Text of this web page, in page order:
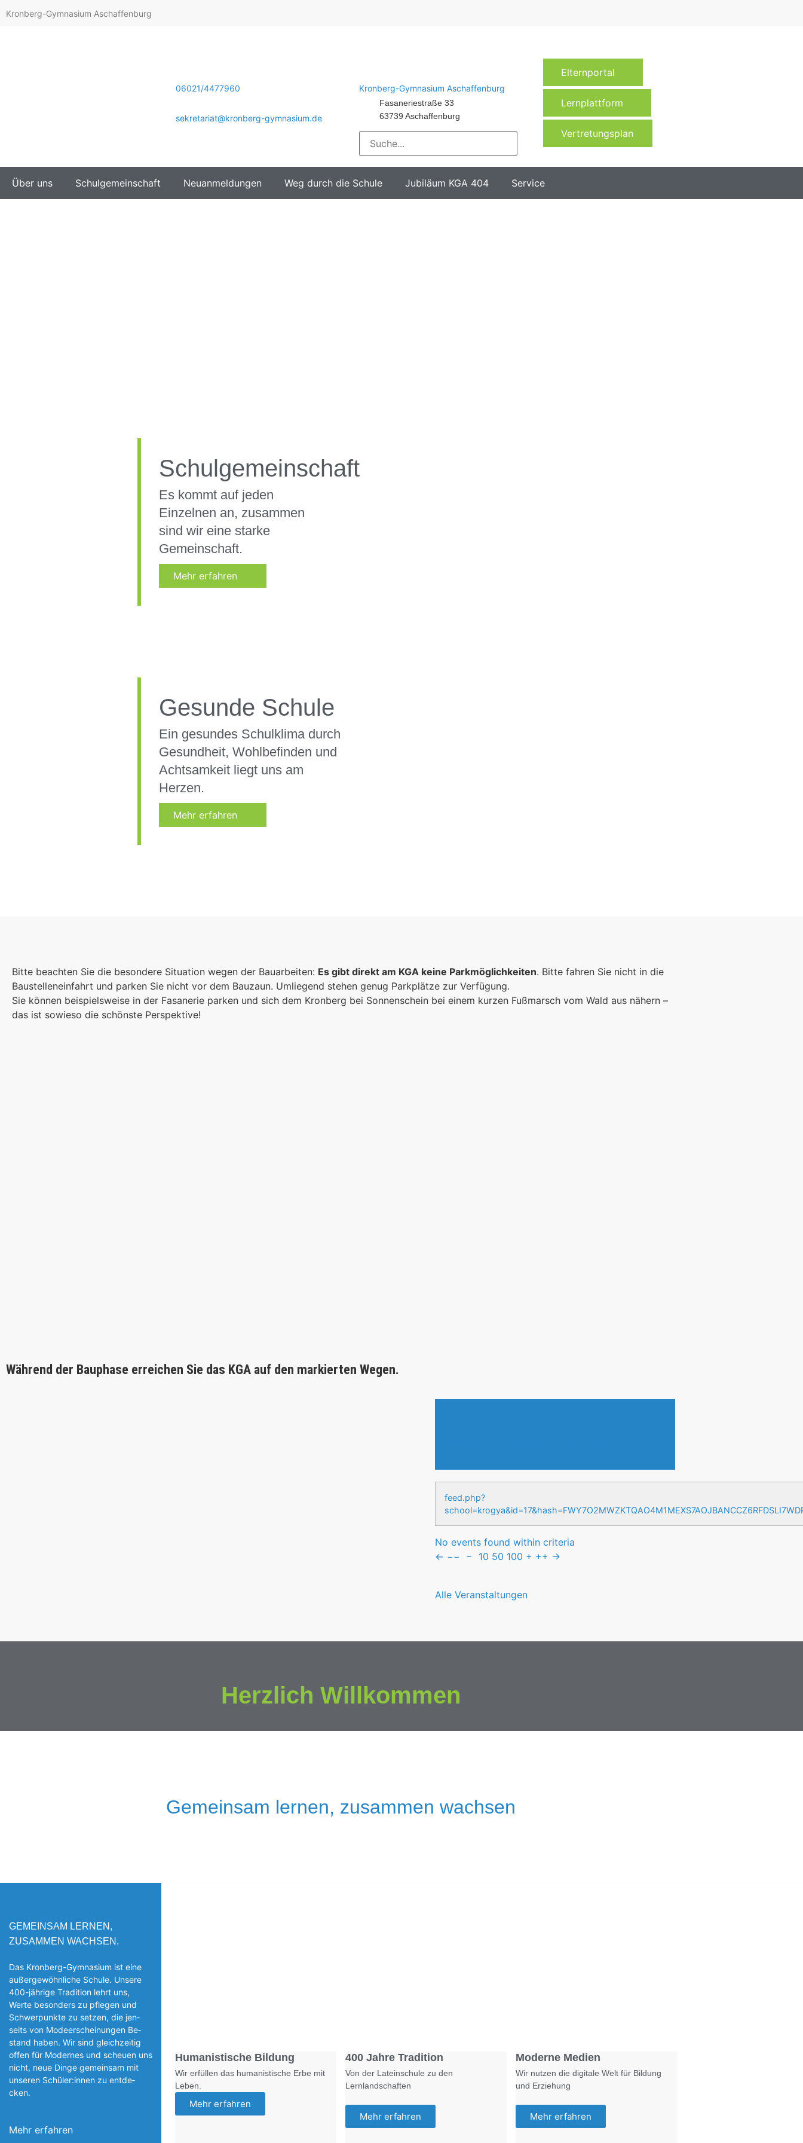
Kronberg-Gymnasium Aschaffenburg
06021/4477960
sekretariat@kronberg-gymnasium.de
Kronberg-Gymnasium Aschaffenburg
Fasaneriestraße 33
63739 Aschaffenburg
Elternportal
Lernplattform
Vertretungsplan
Über uns Schulgemeinschaft Neuanmeldungen Weg durch die Schule Jubiläum KGA 404 Service
Schulgemeinschaft
Es kommt auf jeden
Einzelnen an, zusammen
sind wir eine starke
Gemeinschaft.
Mehr erfahren
Gesunde Schule
Ein gesundes Schulklima durch
Gesundheit, Wohlbefinden und
Achtsamkeit liegt uns am
Herzen.
Mehr erfahren
Wir haben Raum für offene
Unterrichtsformen. Das schafft
Abwechslung im Schulalltag.
Bitte beachten Sie die besondere Situation wegen der Bauarbeiten: Es gibt direkt am KGA keine Parkmöglichkeiten. Bitte fahren Sie nicht in die
Baustelleneinfahrt und parken Sie nicht vor dem Bauzaun. Umliegend stehen genug Parkplätze zur Verfügung.
Sie können beispielsweise in der Fasanerie parken und sich dem Kronberg bei Sonnenschein bei einem kurzen Fußmarsch vom Wald aus nähern –
das ist sowieso die schönste Perspektive!
Während der Bauphase erreichen Sie das KGA auf den markierten Wegen.
feed.php?
No events found within criteria
← −− − 10 50 100 + ++ →
Alle Veranstaltungen
Herzlich Willkommen
Gemeinsam lernen, zusammen wachsen
GEMEINSAM LERNEN,
ZUSAMMEN WACHSEN.
Das Kronberg-Gymnasium ist eine
außergewöhnliche Schule. Unsere
400-jährige Tradition lehrt uns,
Werte besonders zu pflegen und
Schwerpunkte zu setzen, die jen­
seits von Modeerscheinungen Be­
stand haben. Wir sind gleichzeitig
offen für Modernes und scheuen uns
nicht, neue Dinge gemeinsam mit
unseren Schüler:innen zu entde­
cken.
Mehr erfahren
Humanistische Bildung
Wir erfüllen das humanistische Erbe mit
Leben.
Mehr erfahren
400 Jahre Tradition
Von der Lateinschule zu den
Lernlandschaften
Mehr erfahren
Moderne Medien
Wir nutzen die digitale Welt für Bildung
und Erziehung
Mehr erfahren